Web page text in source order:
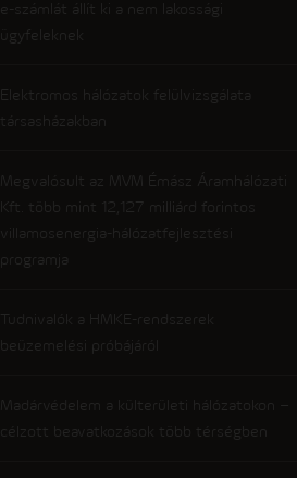
e-számlát állít ki a nem lakossági
ügyfeleknek
Elektromos hálózatok felülvizsgálata
társasházakban
Megvalósult az MVM Émász Áramhálózati
Kft. több mint 12,127 milliárd forintos
villamosenergia-hálózatfejlesztési
programja
Tudnivalók a HMKE-rendszerek
beüzemelési próbájáról
Madárvédelem a külterületi hálózatokon –
célzott beavatkozások több térségben